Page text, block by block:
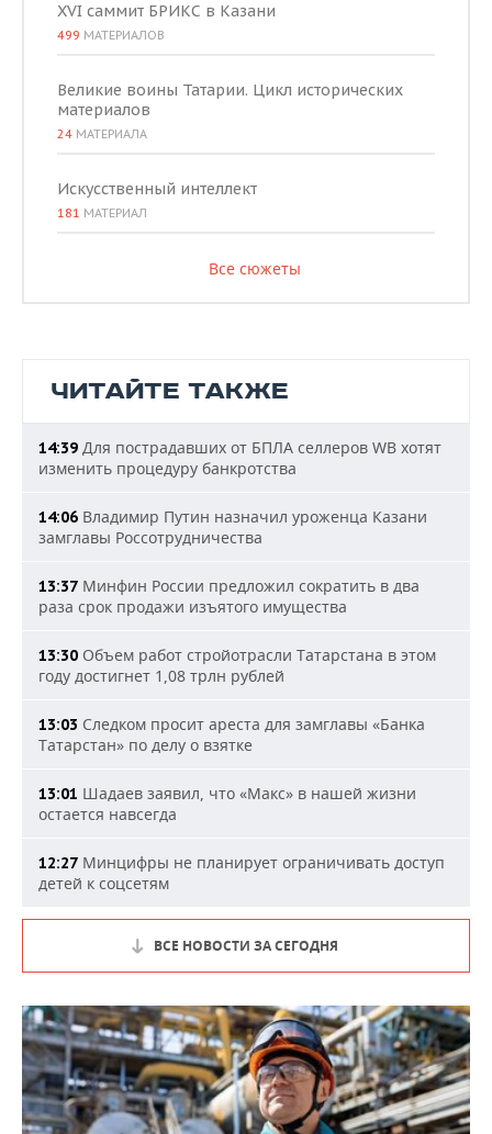
XVI саммит БРИКС в Казани
499 МАТЕРИАЛОВ
Великие воины Татарии. Цикл исторических
материалов
24 МАТЕРИАЛА
Искусственный интеллект
181 МАТЕРИАЛ
Все сюжеты
ЧИТАЙТЕ ТАКЖЕ
14:39 Для пострадавших от БПЛА селлеров WB хотят
изменить процедуру банкротства
14:06 Владимир Путин назначил уроженца Казани
замглавы Россотрудничества
13:37 Минфин России предложил сократить в два
раза срок продажи изъятого имущества
13:30 Объем работ стройотрасли Татарстана в этом
году достигнет 1,08 трлн рублей
13:03 Следком просит ареста для замглавы «Банка
Татарстан» по делу о взятке
13:01 Шадаев заявил, что «Макс» в нашей жизни
остается навсегда
12:27 Минцифры не планирует ограничивать доступ
детей к соцсетям
ВСЕ НОВОСТИ ЗА СЕГОДНЯ